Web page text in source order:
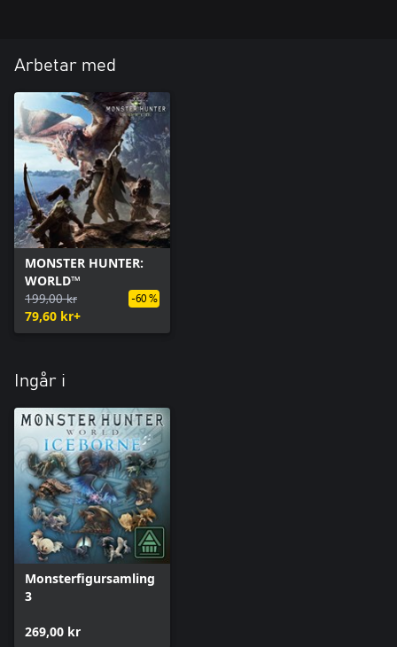
Arbetar med
MONSTER HUNTER:
WORLD™
199,00 kr
79,60 kr+
-60 %
Ingår i
Monsterfigursamling
3
269,00 kr